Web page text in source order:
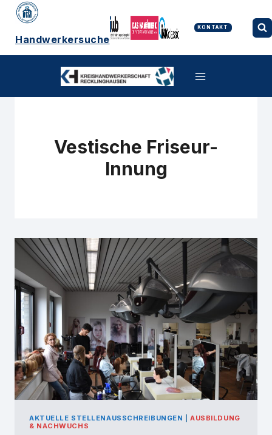
Zum
Inhalt
Handwerkersuche
KONTAKT
Vestische Friseur-
Innung
AKTUELLE STELLENAUSSCHREIBUNGEN |AUSBILDUNG
& NACHWUCHS